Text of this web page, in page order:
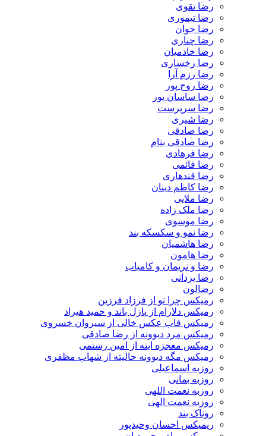
رضا تقوی
رضا تیموری
رضا جوان
رضا چناری
رضا خادمیان
رضا رخساری
رضا رزم آرا
رضا روح پور
رضا ساسان پور
رضا سرپرست
رضا شیری
رضا صادقی
رضا صادقی بنام
رضا فرهادی
رضا قائمی
رضا قندهاری
رضا کاظم دینان
رضا ملایی
رضا ملک زاده
رضا موسوی
رضا نمو و سکسکه بند
رضا هاشمیان
رضا هامون
رضا و نریمان و کامیاب
رضا یزدانی
رضالون
رمیکس چرا تو از فرزاد فرزین
رمیکس دلارام از پازل باند و حمید هیراد
رمیکس قاب عکس خالی از سیروان خسروی
رمیکس مرد دیوونه از رضا صادقی
رمیکس معجزه اینه از امین رستمی
رمیکس مگه دیوونه حالیته از شهاب مظفری
روزبه اسماعیلی
روزبه بمانی
روزبه نعمت اللهی
روزبه نعمت الهی
روناک بند
ریمیکس احسان وحیدپور